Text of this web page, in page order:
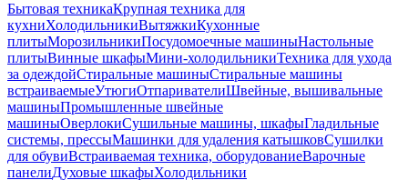
Бытовая техникаКрупная техника для
кухниХолодильникиВытяжкиКухонные
плитыМорозильникиПосудомоечные машиныНастольные
плитыВинные шкафыМини-холодильникиТехника для ухода
за одеждойСтиральные машиныСтиральные машины
встраиваемыеУтюгиОтпаривателиШвейные, вышивальные
машиныПромышленные швейные
машиныОверлокиСушильные машины, шкафыГладильные
системы, прессыМашинки для удаления катышковСушилки
для обувиВстраиваемая техника, оборудованиеВарочные
панелиДуховые шкафыХолодильники